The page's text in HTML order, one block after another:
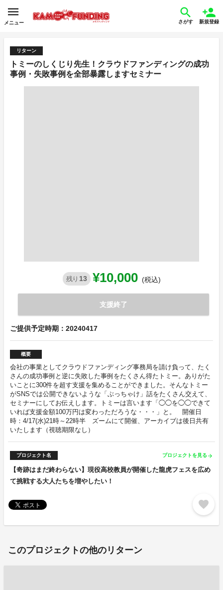
メニュー さがす 新規登録
リターン
トミーのしくじり先生！クラウドファンディングの成功
事例・失敗事例を全部暴露しますセミナー
残り 13 ¥10,000 (税込)
支援終了
ご提供予定時期：20240417
概要
会社の事業としてクラウドファンディング事務局を請け負って、たく
さんの成功事例と逆に失敗した事例をたくさん得たトミー。ありがた
いことに300件を超す支援を集めることができました。そんなトミー
がSNSでは公開できないような「ぶっちゃけ」話をたくさん交えて、
セミナーにしてお伝えします。トミーは言います「◯◯を◯◯できて
いれば支援金額100万円は変わっただろうな・・・」と。 開催日
時：4/17(水)21時～22時半 ズームにて開催、アーカイブは後日共有
いたします（視聴期限なし）
プロジェクト名 プロジェクトを見る arrow_forward
【奇跡はまだ終わらない】現役高校教員が開催した龍虎フェスを広め
て挑戦する大人たちを増やしたい！
favorite
このプロジェクトの他のリターン